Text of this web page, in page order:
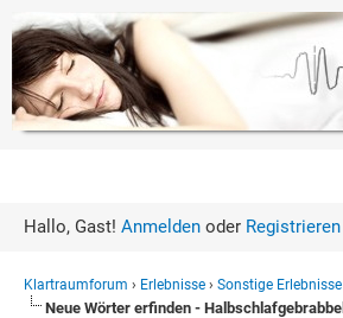
Hallo, Gast! Anmelden oder Registrieren
Klartraumforum › Erlebnisse › Sonstige Erlebnisse
Neue Wörter erfinden - Halbschlafgebrabbel